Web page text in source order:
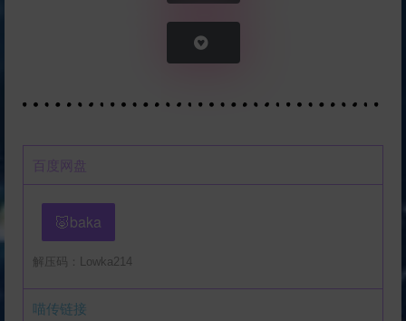
百度网盘
🐷baka
解压码：Lowka214
喵传链接